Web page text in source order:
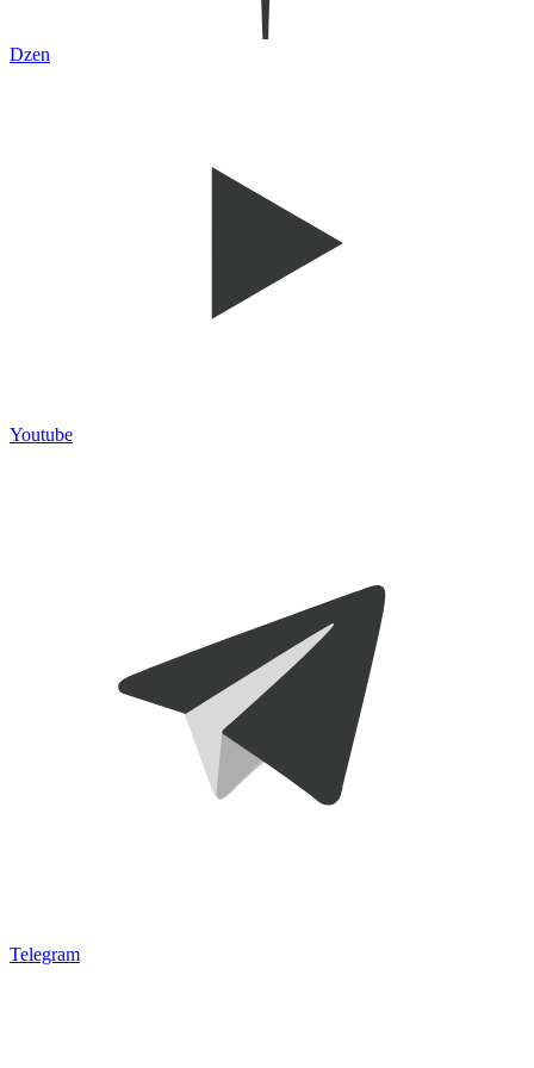
Dzen
Youtube
Telegram